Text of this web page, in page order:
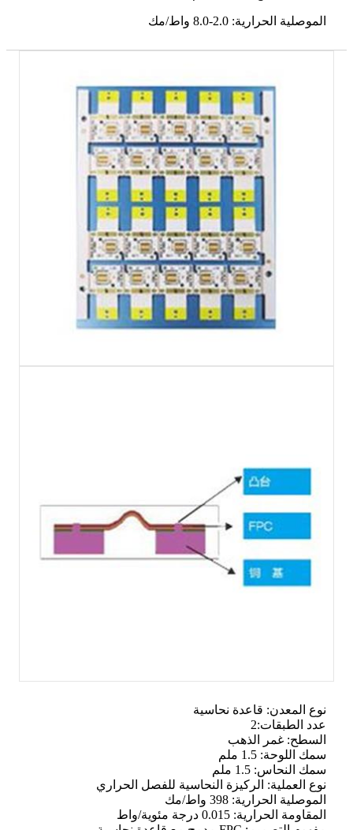
الموصلية الحرارية: 2.0-8.0 واط/مك
نوع المعدن: قاعدة نحاسية
عدد الطبقات:2
السطح: غمر الذهب
سمك اللوحة: 1.5 ملم
سمك النحاس: 1.5 ملم
نوع العملية: الركيزة النحاسية للفصل الحراري
الموصلية الحرارية: 398 واط/مك
المقاومة الحرارية: 0.015 درجة مئوية/واط